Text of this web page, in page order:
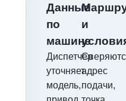
Данные
по
машине
Диспетчер
уточняет
модель,
и
адрес
подачи,